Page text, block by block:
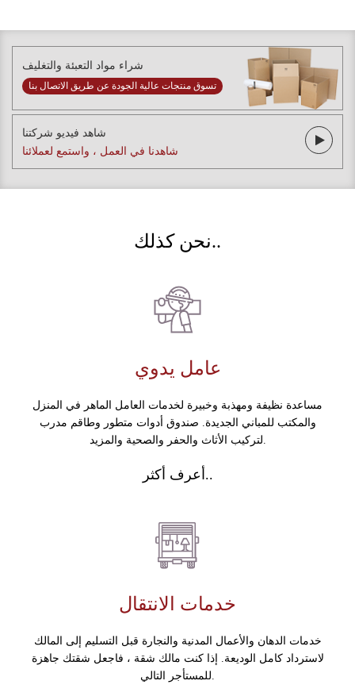
شراء مواد التعبئة والتغليف
تسوق منتجات عالية الجودة عن طريق الاتصال بنا
شاهد فيديو شركتنا
شاهدنا في العمل ، واستمع لعملائنا
نحن كذلك..
عامل يدوي
مساعدة نظيفة ومهذبة وخبيرة لخدمات العامل الماهر في المنزل
والمكتب للمباني الجديدة. صندوق أدوات متطور وطاقم مدرب
لتركيب الأثاث والحفر والصحية والمزيد.
أعرف أكثر..
خدمات الانتقال
خدمات الدهان والأعمال المدنية والنجارة قبل التسليم إلى المالك
لاسترداد كامل الوديعة. إذا كنت مالك شقة ، فاجعل شقتك جاهزة
للمستأجر التالي.